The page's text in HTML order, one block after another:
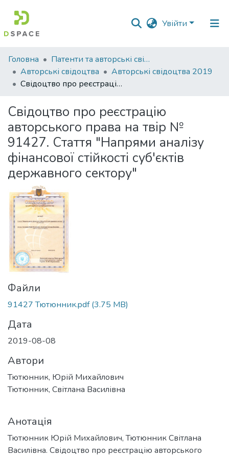
Увійти
Фонди
та
зібрання
Статистика
Головна
Патенти та авторські свідоцтва
Авторські свідоцтва
Авторські свідоцтва 2019
Свідоцтво про реєстрацію авторського права на твір № 91427. Стаття "Напрями аналізу фінансової стійкості суб'єктів державного сектору"
Свідоцтво про реєстрацію
авторського права на твір №
91427. Стаття "Напрями аналізу
фінансової стійкості суб'єктів
державного сектору"
Файли
91427 Тютюнник.pdf(3.75 MB)
Дата
2019-08-08
Автори
Тютюнник, Юрій Михайлович
Тютюнник, Світлана Василівна
Анотація
Тютюнник Юрій Михайлович, Тютюнник Світлана
Василівна. Свідоцтво про реєстрацію авторського